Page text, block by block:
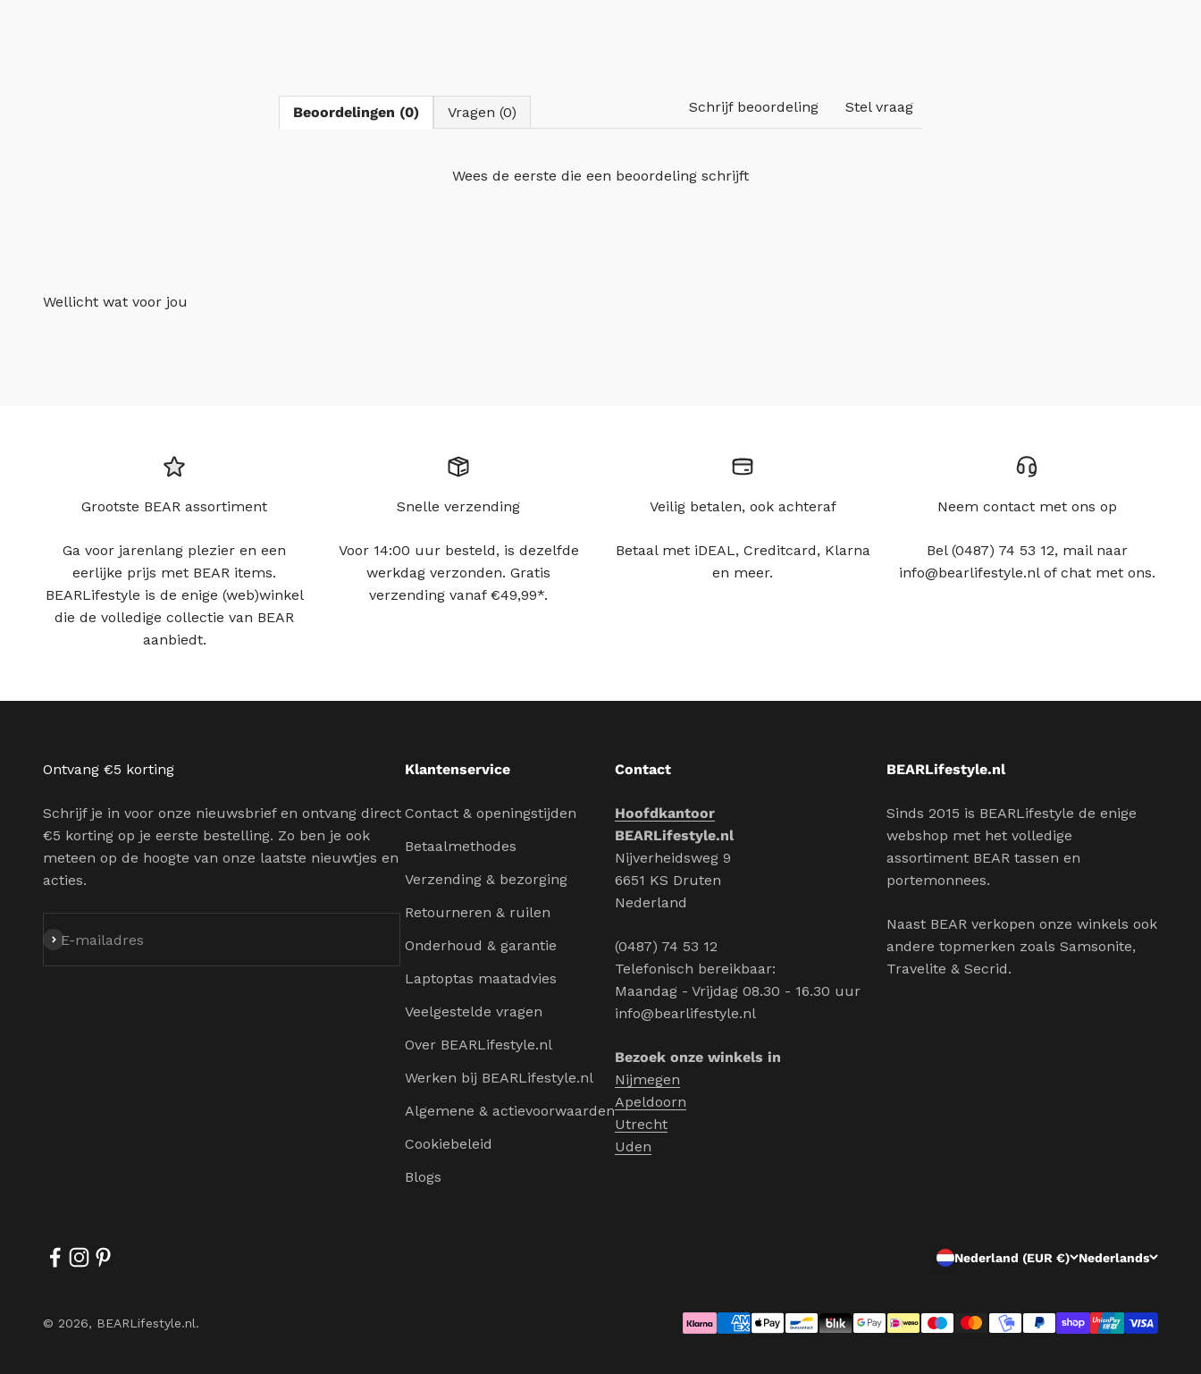
Schrijf beoordeling Stel vraag
Beoordelingen (0) Vragen (0)
Wees de eerste die een beoordeling schrijft
Wellicht wat voor jou
Grootste BEAR assortiment
Ga voor jarenlang plezier en een
eerlijke prijs met BEAR items.
BEARLifestyle is de enige (web)winkel
die de volledige collectie van BEAR
aanbiedt.
Snelle verzending
Voor 14:00 uur besteld, is dezelfde
werkdag verzonden. Gratis
verzending vanaf €49,99*.
Veilig betalen, ook achteraf
Betaal met iDEAL, Creditcard, Klarna
en meer.
Neem contact met ons op
Bel (0487) 74 53 12, mail naar
info@bearlifestyle.nl of chat met ons.
Ontvang €5 korting
Schrijf je in voor onze nieuwsbrief en ontvang direct
€5 korting op je eerste bestelling. Zo ben je ook
meteen op de hoogte van onze laatste nieuwtjes en
acties.
E-mailadres
Abonneren
Klantenservice
Contact & openingstijden
Betaalmethodes
Verzending & bezorging
Retourneren & ruilen
Onderhoud & garantie
Laptoptas maatadvies
Veelgestelde vragen
Over BEARLifestyle.nl
Werken bij BEARLifestyle.nl
Algemene & actievoorwaarden
Cookiebeleid
Blogs
Contact
Hoofdkantoor
BEARLifestyle.nl
Nijverheidsweg 9
6651 KS Druten
Nederland
(0487) 74 53 12
Telefonisch bereikbaar:
Maandag - Vrijdag 08.30 - 16.30 uur
info@bearlifestyle.nl
Bezoek onze winkels in
Nijmegen
Apeldoorn
Utrecht
Uden
BEARLifestyle.nl
Sinds 2015 is BEARLifestyle de enige
webshop met het volledige
assortiment BEAR tassen en
portemonnees.
Naast BEAR verkopen onze winkels ook
andere topmerken zoals Samsonite,
Travelite & Secrid.
Nederland (EUR €) Nederlands
© 2026, BEARLifestyle.nl.